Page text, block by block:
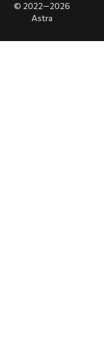
© 2022—2026
Astra